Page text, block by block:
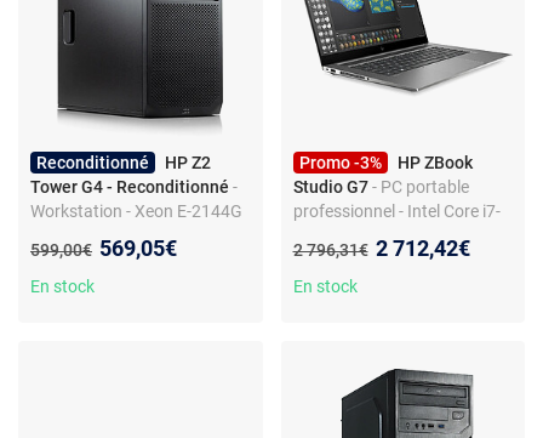
Reconditionné
HP Z2
Tower G4 - Reconditionné -
Workstation - Xeon E-2144G
Windows 10
Ancien prix :
599,00€ Nouveau prix :
569,05€
En stock
Promo -3%
HP ZBook
Studio G7 - PC portable
professionnel - Intel Core i7-
512 Go - Windows 10 Pro
Ancien prix :
2 796,31€ Nouveau prix :
2 712,42€
En stock